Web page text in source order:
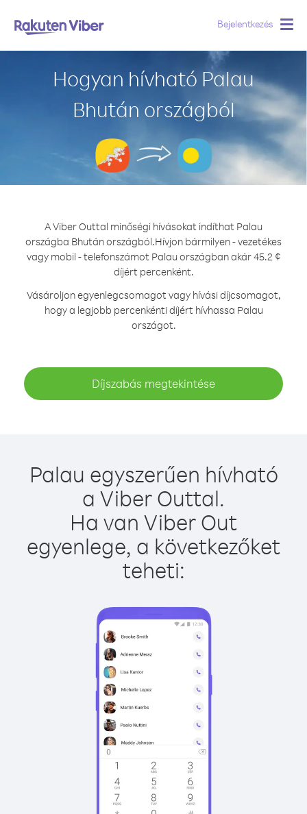
Bejelentkezés
Hogyan hívható Palau
Bhután országból
A Viber Outtal minőségi hívásokat indíthat Palau
országba Bhután országból.Hívjon bármilyen - vezetékes
vagy mobil - telefonszámot Palau országban akár 45.2 ¢
díjért percenként.
Vásároljon egyenlegcsomagot vagy hívási díjcsomagot,
hogy a legjobb percenkénti díjért hívhassa Palau
országot.
Díjszabás megtekintése
Palau egyszerűen hívható
a Viber Outtal.
Ha van Viber Out
egyenlege, a következőket
teheti: